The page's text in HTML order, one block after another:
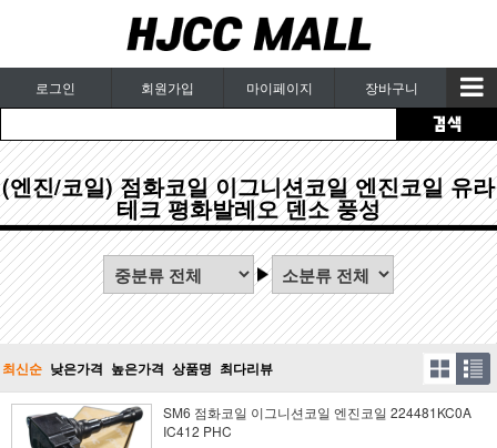
로그인 회원가입 마이페이지 장바구니
(엔진/코일) 점화코일 이그니션코일 엔진코일 유라
테크 평화발레오 덴소 풍성
최신순 낮은가격 높은가격 상품명 최다리뷰
SM6 점화코일 이그니션코일 엔진코일 224481KC0A
IC412 PHC